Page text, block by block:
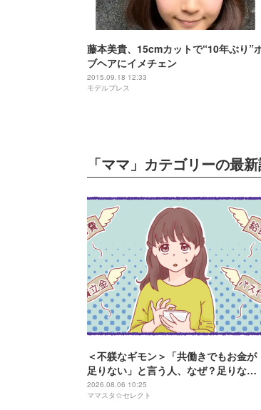
藤本美貴、15cmカットで“10年ぶり”
ブヘアにイメチェン
2015.09.18 12:33
モデルプレス
「ママ」カテゴリーの最
＜不躾なギモン＞「共働きでもお金が
足りない」と言う人、なぜ？足りなく
て当たり前なのかな…？
2026.08.06 10:25
ママスタ☆セレクト